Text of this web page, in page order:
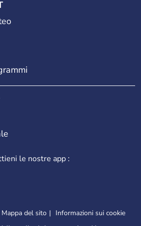
le nostre app :
Mappa del sito
Informazioni sui cookie